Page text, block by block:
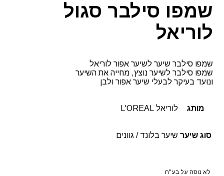
שמפו סילבר סגול
לוריאל
שמפו סילבר שיער לשיער אפור לוריאל
שמפו סילבר לשיער נוצץ, מחייה את השיער
ונועד בעיקר לבעלי שיער אפור ולבן
מותג לוריאל L'OREAL
סוג שיער שיער בלונד / גוונים
לא נוסה על בע"ח